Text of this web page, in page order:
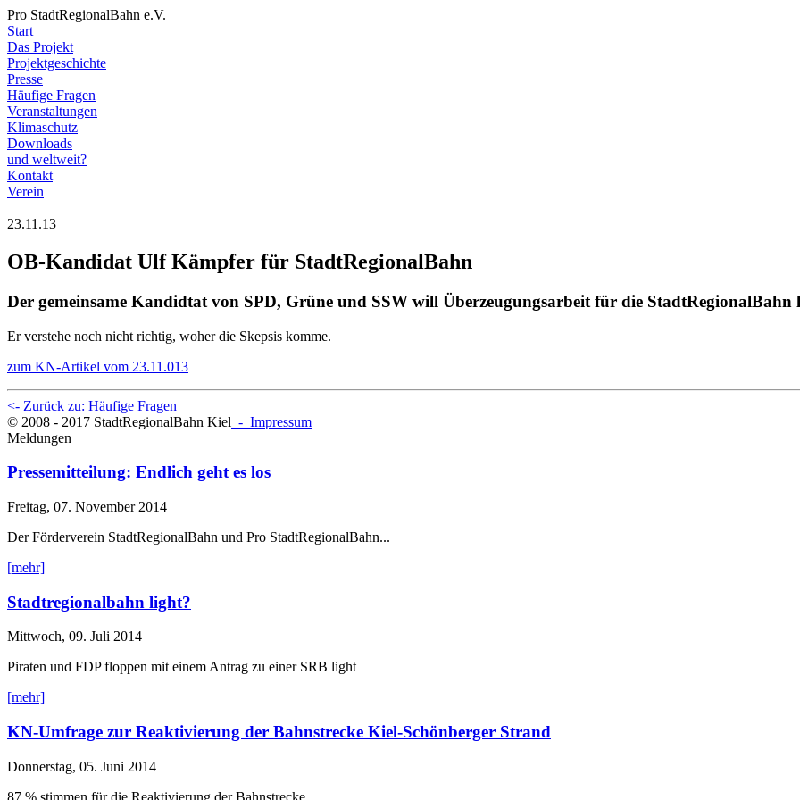
Pro StadtRegionalBahn e.V.
Start
Das Projekt
Projektgeschichte
Presse
Häufige Fragen
Veranstaltungen
Klimaschutz
Downloads
und weltweit?
Kontakt
Verein
23.11.13
OB-Kandidat Ulf Kämpfer für StadtRegionalBahn
Der gemeinsame Kandidtat von SPD, Grüne und SSW will Überzeugungsarbeit für die StadtRegionalBahn
Er verstehe noch nicht richtig, woher die Skepsis komme.
zum KN-Artikel vom 23.11.013
<- Zurück zu: Häufige Fragen
© 2008 - 2017 StadtRegionalBahn Kiel - Impressum
Meldungen
Pressemitteilung: Endlich geht es los
Freitag, 07. November 2014
Der Förderverein StadtRegionalBahn und Pro StadtRegionalBahn...
[mehr]
Stadtregionalbahn light?
Mittwoch, 09. Juli 2014
Piraten und FDP floppen mit einem Antrag zu einer SRB light
[mehr]
KN-Umfrage zur Reaktivierung der Bahnstrecke Kiel-Schönberger Strand
Donnerstag, 05. Juni 2014
87 % stimmen für die Reaktivierung der Bahnstrecke.